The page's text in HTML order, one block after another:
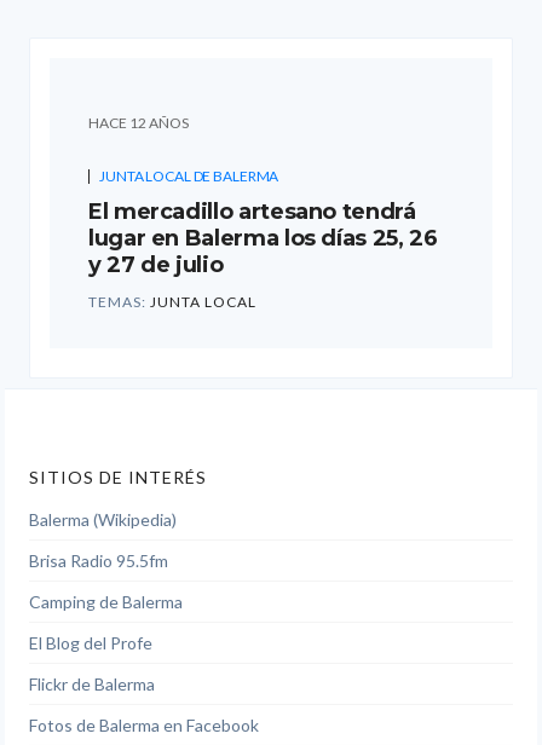
HACE 12 AÑOS
JUNTA LOCAL DE BALERMA
El mercadillo artesano tendrá
lugar en Balerma los días 25, 26
y 27 de julio
TEMAS: JUNTA LOCAL
SITIOS DE INTERÉS
Balerma (Wikipedia)
Brisa Radio 95.5fm
Camping de Balerma
El Blog del Profe
Flickr de Balerma
Fotos de Balerma en Facebook